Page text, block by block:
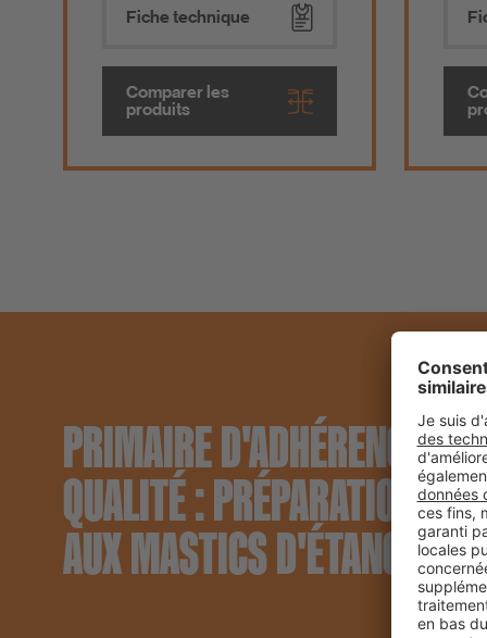
Fiche technique
Comparer les
produits
PRIMAIRE D'ADHÉRENCE DE
QUALITÉ : PRÉPARATION
AUX MASTICS